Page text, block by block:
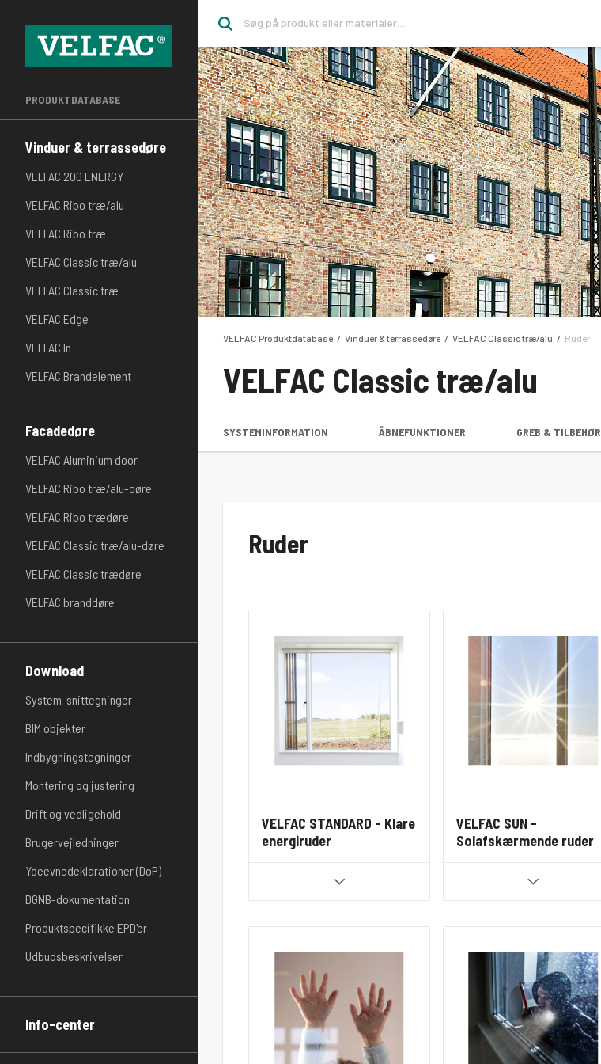
PRODUKTDATABASE
Vinduer & terrassedøre
VELFAC 200 ENERGY
VELFAC Ribo træ/alu
VELFAC Ribo træ
VELFAC Classic træ/alu
VELFAC Classic træ
VELFAC Edge
VELFAC In
VELFAC Brandelement
Facadedøre
VELFAC Aluminium door
VELFAC Ribo træ/alu-døre
VELFAC Ribo trædøre
VELFAC Classic træ/alu-døre
VELFAC Classic trædøre
VELFAC branddøre
Download
System-snittegninger
BIM objekter
Indbygningstegninger
Montering og justering
Drift og vedligehold
Brugervejledninger
Ydeevnedeklarationer (DoP)
DGNB-dokumentation
Produktspecifikke EPD'er
Udbudsbeskrivelser
Info-center
VELFAC Produktdatabase Vinduer & terrassedøre VELFAC Classic træ/alu Ruder
VELFAC Classic træ/alu
SYSTEMINFORMATION ÅBNEFUNKTIONER GREB & TILBEHØR
Ruder
VELFAC STANDARD - Klare
energiruder
VELFAC SUN -
Solafskærmende ruder